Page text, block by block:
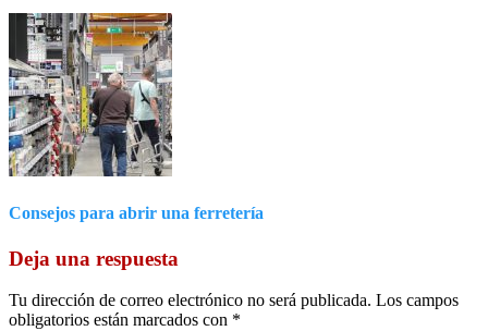
Consejos para abrir una ferretería
Deja una respuesta
Tu dirección de correo electrónico no será publicada. Los campos
obligatorios están marcados con *